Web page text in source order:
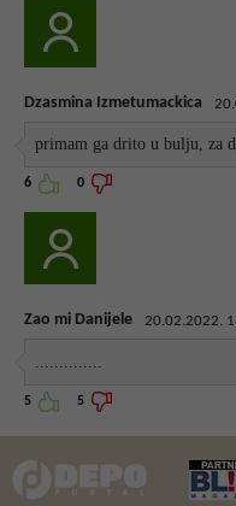
Dzasmina Izmetumackica
primam ga drito u bulju, za
6 0
Zao mi Danijele 20.02.2022.
5 5